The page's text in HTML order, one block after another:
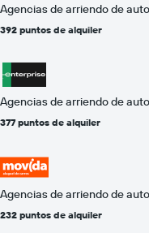
Agencias de arriendo de
392 puntos de alquiler
Agencias de arriendo de
377 puntos de alquiler
Agencias de arriendo de
232 puntos de alquiler